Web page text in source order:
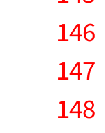
146
147
148